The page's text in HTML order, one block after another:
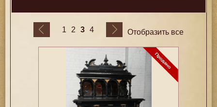
1 2 3 4 Отобразить все